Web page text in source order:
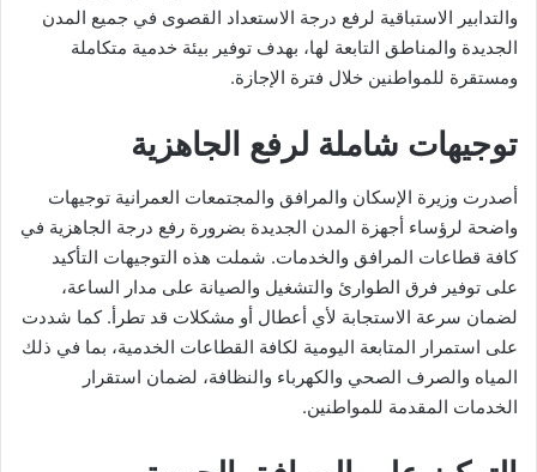
والتدابير الاستباقية لرفع درجة الاستعداد القصوى في جميع المدن
الجديدة والمناطق التابعة لها، بهدف توفير بيئة خدمية متكاملة
ومستقرة للمواطنين خلال فترة الإجازة.
توجيهات شاملة لرفع الجاهزية
أصدرت وزيرة الإسكان والمرافق والمجتمعات العمرانية توجيهات
واضحة لرؤساء أجهزة المدن الجديدة بضرورة رفع درجة الجاهزية في
كافة قطاعات المرافق والخدمات. شملت هذه التوجيهات التأكيد
على توفير فرق الطوارئ والتشغيل والصيانة على مدار الساعة،
لضمان سرعة الاستجابة لأي أعطال أو مشكلات قد تطرأ. كما شددت
على استمرار المتابعة اليومية لكافة القطاعات الخدمية، بما في ذلك
المياه والصرف الصحي والكهرباء والنظافة، لضمان استقرار
الخدمات المقدمة للمواطنين.